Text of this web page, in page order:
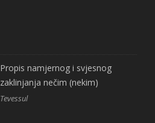
Propis namjernog i svjesnog
zaklinjanja nečim (nekim)
Tevessul